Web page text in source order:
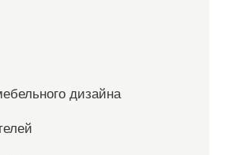
дизайна